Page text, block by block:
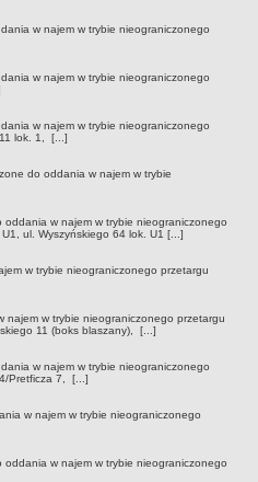
- platforma elektroniczna
PZP - platforma elektroniczna
z procedurą PZP
z procedurą PZP sprzed
ORGANIZACJI
terenu
ORAZ ZASADY UDOSTĘPNIANIA DANYCH
w najem w trybie nieograniczonego
w najem w trybie nieograniczonego
w najem w trybie nieograniczonego
lok. 1, [...]
do oddania w najem w trybie
w najem w trybie nieograniczonego
ul. Wyszyńskiego 64 lok. U1 [...]
w trybie nieograniczonego przetargu
najem w trybie nieograniczonego przetargu
11 (boks blaszany), [...]
w najem w trybie nieograniczonego
Pretficza 7, [...]
w najem w trybie nieograniczonego
w najem w trybie nieograniczonego